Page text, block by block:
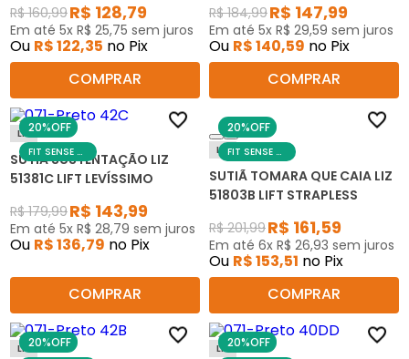
R$ 160,99R$ 128,79
Em até 5x R$ 25,75 sem juros
Ou R$122,35 no Pix
COMPRAR
R$ 184,99R$ 147,99
Em até 5x R$ 29,59 sem juros
Ou R$140,59 no Pix
COMPRAR
20%OFF
FIT SENSE DAY
Liz
SUTIÃ SUSTENTAÇÃO LIZ
51381C LIFT LEVÍSSIMO
R$ 179,99R$ 143,99
Em até 5x R$ 28,79 sem juros
Ou R$136,79 no Pix
COMPRAR
20%OFF
FIT SENSE DAY
Liz
SUTIÃ TOMARA QUE CAIA LIZ
51803B LIFT STRAPLESS
R$ 201,99R$ 161,59
Em até 6x R$ 26,93 sem juros
Ou R$153,51 no Pix
COMPRAR
20%OFF
Liz 20%OFF
Liz